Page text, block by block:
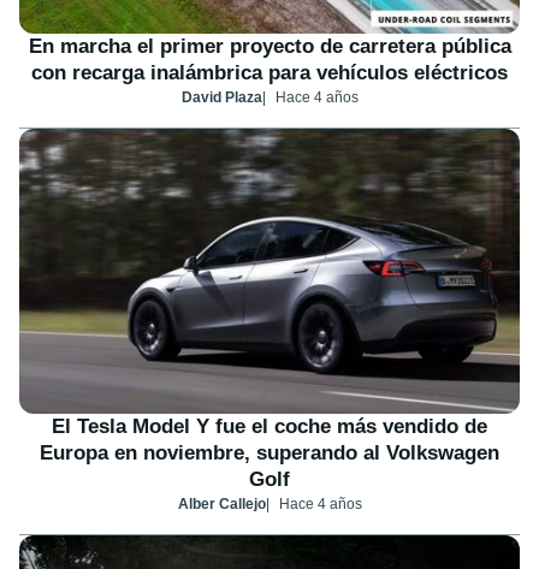
En marcha el primer proyecto de carretera pública
con recarga inalámbrica para vehículos eléctricos
David Plaza Hace 4 años
El Tesla Model Y fue el coche más vendido de
Europa en noviembre, superando al Volkswagen
Golf
Alber Callejo Hace 4 años